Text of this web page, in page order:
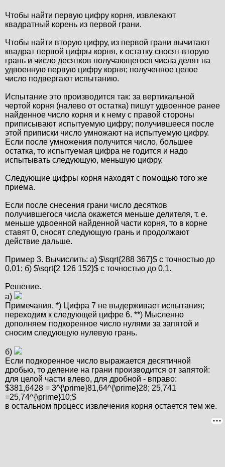
Чтобы найти первую цифру корня, извлекают
квадратный корень из первой грани.
Чтобы найти вторую цифру, из первой грани вычитают
квадрат первой цифры корня, к остатку сносят вторую
грань и число десятков получающегося числа делят на
удвоенную первую цифру корня; полученное целое
число подвергают испытанию.
Испытание это производится так: за вертикальной
чертой корня (налево от остатка) пишут удвоенное ранее
найденное число корня и к нему с правой стороны
приписывают испытуемую цифру; получившееся после
этой приписки число умножают на испытуемую цифру.
Если после умножения получится число, большее
остатка, то испытуемая цифра не годится и надо
испытывать следующую, меньшую цифру.
Следующие цифры корня находят с помощью того же
приема.
Если после снесения грани число десятков
получившегося числа окажется меньше делителя, т. е.
меньше удвоенной найденной части корня, то в корне
ставят 0, сносят следующую грань и продолжают
действие дальше.
Пример 3. Вычислить: а) $\sqrt{288 367}$ с точностью до
0,01; б) $\sqrt{2 126 152}$ с точностью до 0,1.
Решение.
а)
Примечания. *) Цифра 7 не выдерживает испытания;
переходим к следующей цифре 6. **) Мысленно
дополняем подкоренное число нулями за запятой и
сносим следующую нулевую грань.
б)
Если подкоренное число выражается десятичной
дробью, то деление на грани производится от запятой:
для целой части влево, для дробной - вправо:
$381,6428 = 3^{\prime}81,64^{\prime}28; 25,741
=25,74^{\prime}10;$
в остальном процесс извлечения корня остается тем же.